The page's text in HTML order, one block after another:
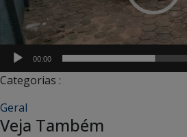
00:00
Categorias :
Geral
Veja Também